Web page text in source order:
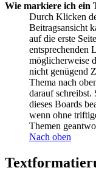
Wie markiere ich ein
Durch Klicken
Beitragsansicht
auf die erste
entsprechenden
möglicherweise
nicht genügend
Thema nach
darauf schreibst.
dieses Boards
wenn ohne
Themen
Nach oben